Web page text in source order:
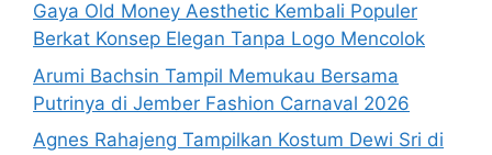
Gaya Old Money Aesthetic Kembali Populer
Berkat Konsep Elegan Tanpa Logo Mencolok
Arumi Bachsin Tampil Memukau Bersama
Putrinya di Jember Fashion Carnaval 2026
Agnes Rahajeng Tampilkan Kostum Dewi Sri di